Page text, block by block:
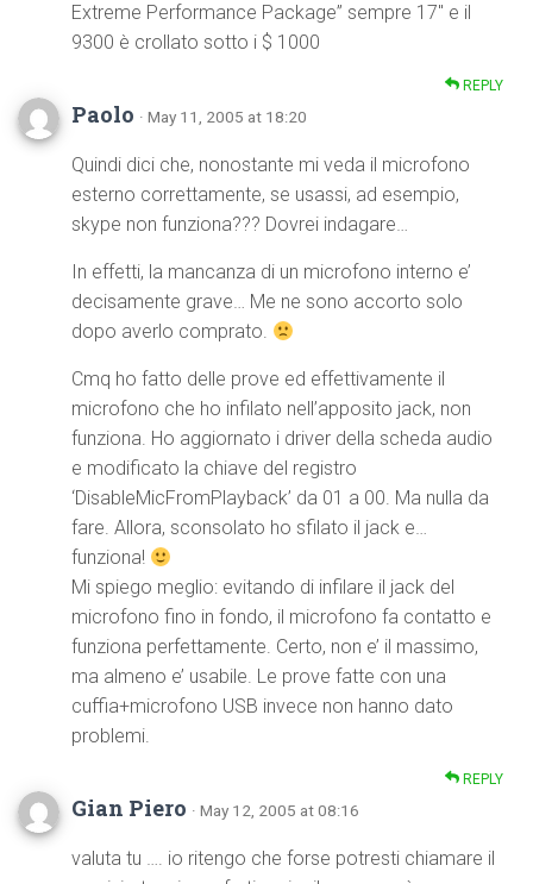
Extreme Performance Package” sempre 17″ e il
9300 è crollato sotto i $ 1000
REPLY
Paolo · May 11, 2005 at 18:20
Quindi dici che, nonostante mi veda il microfono
esterno correttamente, se usassi, ad esempio,
skype non funziona??? Dovrei indagare…
In effetti, la mancanza di un microfono interno e’
decisamente grave… Me ne sono accorto solo
dopo averlo comprato.
Cmq ho fatto delle prove ed effettivamente il
microfono che ho infilato nell’apposito jack, non
funziona. Ho aggiornato i driver della scheda audio
e modificato la chiave del registro
‘DisableMicFromPlayback’ da 01 a 00. Ma nulla da
fare. Allora, sconsolato ho sfilato il jack e…
funziona!
Mi spiego meglio: evitando di infilare il jack del
microfono fino in fondo, il microfono fa contatto e
funziona perfettamente. Certo, non e’ il massimo,
ma almeno e’ usabile. Le prove fatte con una
cuffia+microfono USB invece non hanno dato
problemi.
REPLY
Gian Piero · May 12, 2005 at 08:16
valuta tu …. io ritengo che forse potresti chiamare il